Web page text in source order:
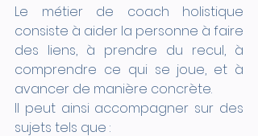
Le métier de coach holistique
consiste à aider la personne à faire
des liens, à prendre du recul, à
comprendre ce qui se joue, et à
avancer de manière concrète.
Il peut ainsi accompagner sur des
sujets tels que :